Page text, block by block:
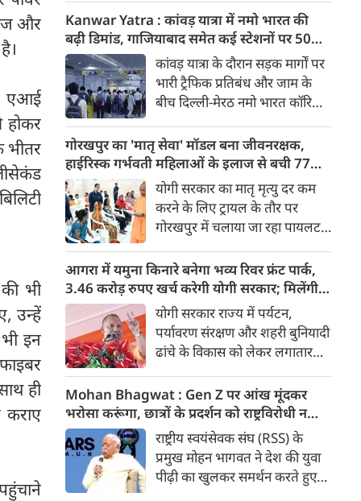
और
एआई
होकर
भीतर
भी
उन्हें
इन
ही
कराए
मिसाइल अग्नि-4 का सफल परीक्षण
किया। रक्षा मंत्रालय के मुताबिक, यह
परीक्षण स्ट्रैटेजिक फोर्सेज कमांड
(SFC) और रक्षा अनुसंधान एवं
विकास संगठन (DRDO) की ओर से
किया गया।
Kanwar Yatra : कांवड़ यात्रा में नमो भारत की
बढ़ी डिमांड, गाजियाबाद समेत कई स्टेशनों पर 50%
तक बढ़ी यात्रियों की संख्याकांवड़ यात्रा के दौरान सड़क मार्गों पर
भारी ट्रैफिक प्रतिबंध और जाम के
बीच दिल्ली-मेरठ नमो भारत कॉरिडोर
परिवहन विकल्प बनकर उभरा है।
तेज़, समयबद्ध और आरामदायक
सफर के चलते कॉरिडोर के कई
स्टेशनों पर यात्रियों की संख्या में 40
से 50 प्रतिशत तक बढ़ गई है।
गोरखपुर का 'मातृ सेवा' मॉडल बना जीवनरक्षक,
हाईरिस्क गर्भवती महिलाओं के इलाज से बची 77
जिंदगियां
योगी सरकार का मातृ मृत्यु दर कम
करने के लिए ट्रायल के तौर पर
गोरखपुर में चलाया जा रहा पायलट
बनकर उभरा है। मुख्यमंत्री योगी
आदित्यनाथ के निर्देश पर पायलट
प्रोजेक्ट ‘मातृ सेवा’ का लक्ष्य हाई
रिस्क गर्भवती केसों को तुरंत बड़े
अस्पतालों में रेफर कर बचाना है।
आगरा में यमुना किनारे बनेगा भव्य रिवर फ्रंट पार्क,
3.46 करोड़ रुपए खर्च करेगी योगी सरकार; मिलेंगी ये
खास सुविधाएं
योगी सरकार राज्य में पर्यटन,
पर्यावरण संरक्षण और शहरी बुनियादी
ढांचे के विकास को लेकर लगातार
कड़ी में अब ताजनगरी में यमुना नदी
के किनारों को खूबसूरत, प्रदूषण मुक्त
और उपयोगी बनाने की बड़ी तैयारी
शुरू हो गई है। आगरा के झलकारी
बाई चौराहे से लेकर वेदांत मंदिर के
पास यमुना किनारे (यमुना बैंक साइड)
Mohan Bhagwat : Gen Z पर आंख मूंदकर
भरोसा करूंगा, छात्रों के प्रदर्शन को राष्ट्रविरोधी न
बताएं, RSS प्रमुख मोहन भागवत का बड़ा बयान, चीन
और पाकिस्तान को लेकर क्या कहा
राष्ट्रीय स्वयंसेवक संघ (RSS) के
प्रमुख मोहन भागवत ने देश की युवा
पीढ़ी का खुलकर समर्थन करते हुए